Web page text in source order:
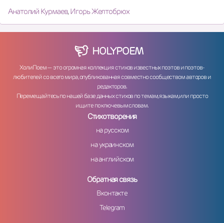
Анатолий Курмаев,Игорь Желтобрюх
HOLYPOEM
ХолиПоем — это огромная коллекция стихов известных поэтов и поэтов-
любителей со всего мира, опубликованная совместно сообществом авторов и
редакторов.
Перемещайтесь по нашей базе данных стихов по темам, языкам, или просто
ищите по ключевым словам.
Стихотворения
на русском
на украинском
на английском
Обратная связь
Вконтакте
Telegram